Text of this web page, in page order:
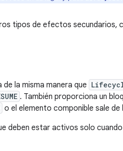
tipos de efectos secundarios,
de la misma manera que
. También proporciona un
o el elemento componible sale de
deben estar activos solo